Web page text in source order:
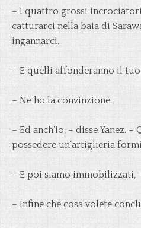
– I quattro grossi
catturarci nella baia di
ingannarci.
– E quelli affonderanno il tuo
– Ne ho la convinzione.
– Ed anch’io, – disse Yanez.
possedere un’artiglieria
– E poi siamo immobilizzati,
– Infine che cosa volete